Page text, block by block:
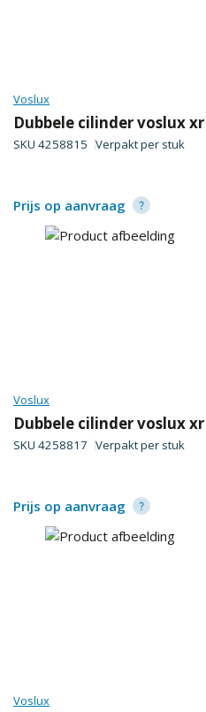
Voslux
Dubbele cilinder voslux
SKU 4258815 Verpakt per stuk
Prijs op aanvraag
Voslux
Dubbele cilinder voslux
SKU 4258817 Verpakt per stuk
Prijs op aanvraag
Voslux